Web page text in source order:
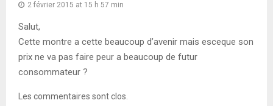
2 février 2015 at 15 h 57 min
Salut,
Cette montre a cette beaucoup d’avenir mais esceque son
prix ne va pas faire peur a beaucoup de futur
consommateur ?
Les commentaires sont clos.